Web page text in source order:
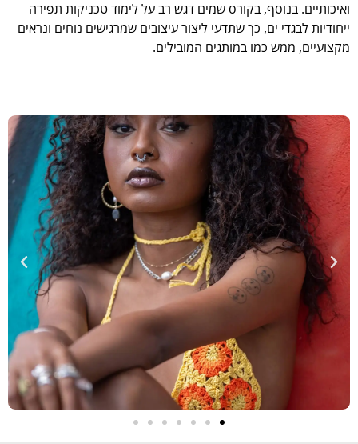
ואיכותיים. בנוסף, בקורס שמים דגש רב על לימוד טכניקות תפירה
ייחודיות לבגדי ים, כך שתדעי ליצור עיצובים שמרגישים נוחים ונראים
מקצועיים, ממש כמו במותגים המובילים.